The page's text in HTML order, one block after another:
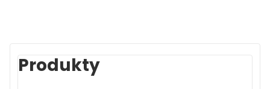
Produkty